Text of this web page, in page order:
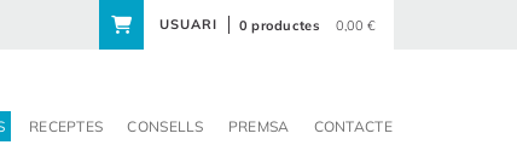
USUARI 0 productes 0,00 €
RECEPTES CONSELLS PREMSA CONTACTE